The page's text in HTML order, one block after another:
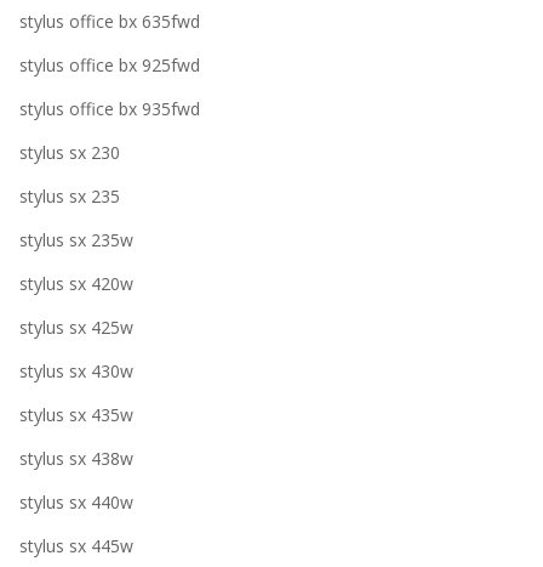
stylus office bx 635fwd
stylus office bx 925fwd
stylus office bx 935fwd
stylus sx 230
stylus sx 235
stylus sx 235w
stylus sx 420w
stylus sx 425w
stylus sx 430w
stylus sx 435w
stylus sx 438w
stylus sx 440w
stylus sx 445w